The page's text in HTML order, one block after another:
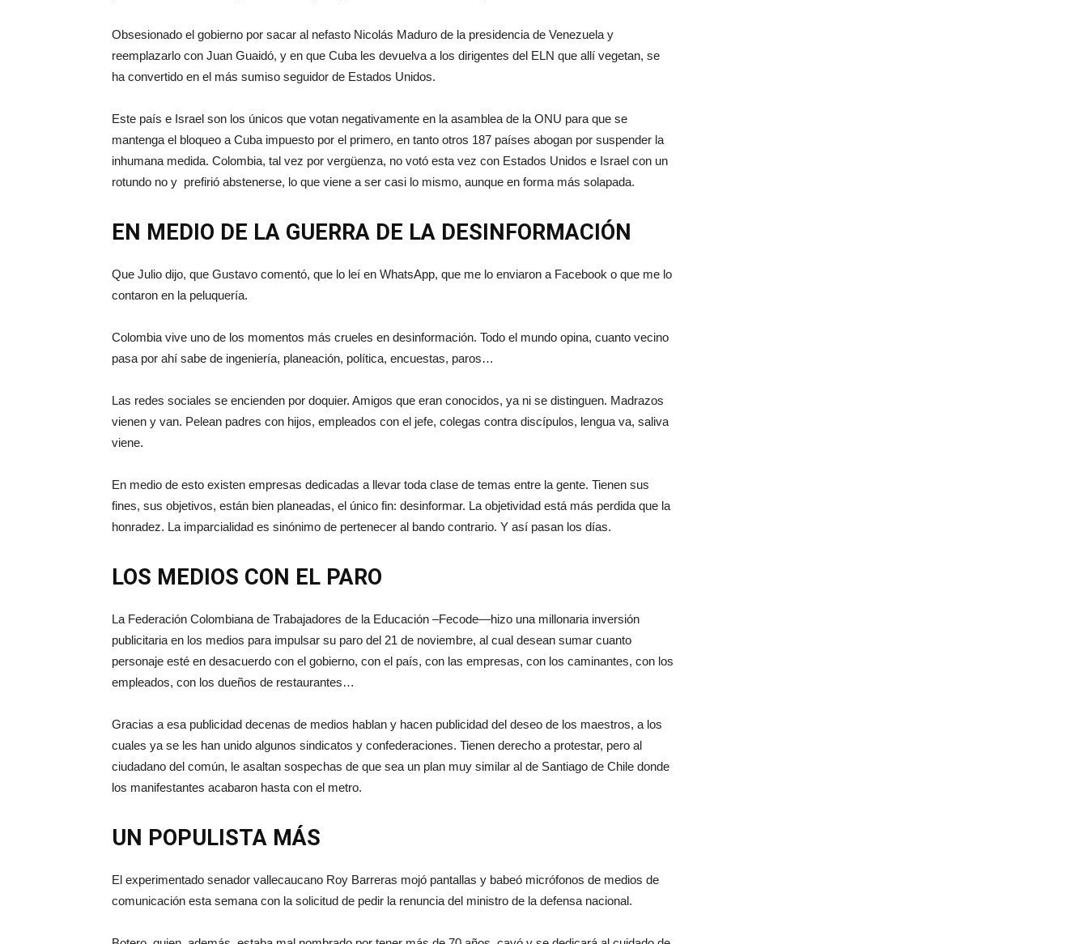
Obsesionado el gobierno por sacar al nefasto Nicolás Maduro de la presidencia de Venezuela y
reemplazarlo con Juan Guaidó, y en que Cuba les devuelva a los dirigentes del ELN que allí vegetan, se
ha convertido en el más sumiso seguidor de Estados Unidos.
Este país e Israel son los únicos que votan negativamente en la asamblea de la ONU para que se
mantenga el bloqueo a Cuba impuesto por el primero, en tanto otros 187 países abogan por suspender la
inhumana medida. Colombia, tal vez por vergüenza, no votó esta vez con Estados Unidos e Israel con un
rotundo no y prefirió abstenerse, lo que viene a ser casi lo mismo, aunque en forma más solapada.
EN MEDIO DE LA GUERRA DE LA DESINFORMACIÓN
Que Julio dijo, que Gustavo comentó, que lo leí en WhatsApp, que me lo enviaron a Facebook o que me lo
contaron en la peluquería.
Colombia vive uno de los momentos más crueles en desinformación. Todo el mundo opina, cuanto vecino
pasa por ahí sabe de ingeniería, planeación, política, encuestas, paros…
Las redes sociales se encienden por doquier. Amigos que eran conocidos, ya ni se distinguen. Madrazos
vienen y van. Pelean padres con hijos, empleados con el jefe, colegas contra discípulos, lengua va, saliva
viene.
En medio de esto existen empresas dedicadas a llevar toda clase de temas entre la gente. Tienen sus
fines, sus objetivos, están bien planeadas, el único fin: desinformar. La objetividad está más perdida que la
honradez. La imparcialidad es sinónimo de pertenecer al bando contrario. Y así pasan los días.
LOS MEDIOS CON EL PARO
La Federación Colombiana de Trabajadores de la Educación –Fecode—hizo una millonaria inversión
publicitaria en los medios para impulsar su paro del 21 de noviembre, al cual desean sumar cuanto
personaje esté en desacuerdo con el gobierno, con el país, con las empresas, con los caminantes, con los
empleados, con los dueños de restaurantes…
Gracias a esa publicidad decenas de medios hablan y hacen publicidad del deseo de los maestros, a los
cuales ya se les han unido algunos sindicatos y confederaciones. Tienen derecho a protestar, pero al
ciudadano del común, le asaltan sospechas de que sea un plan muy similar al de Santiago de Chile donde
los manifestantes acabaron hasta con el metro.
UN POPULISTA MÁS
El experimentado senador vallecaucano Roy Barreras mojó pantallas y babeó micrófonos de medios de
comunicación esta semana con la solicitud de pedir la renuncia del ministro de la defensa nacional.